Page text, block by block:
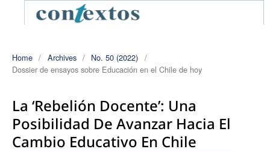
Home / Archives / No. 50 (2022) /
Dossier de ensayos sobre Educación en el Chile de hoy
La ‘rebelión Docente’: Una
Posibilidad De Avanzar Hacia El
Cambio Educativo En Chile